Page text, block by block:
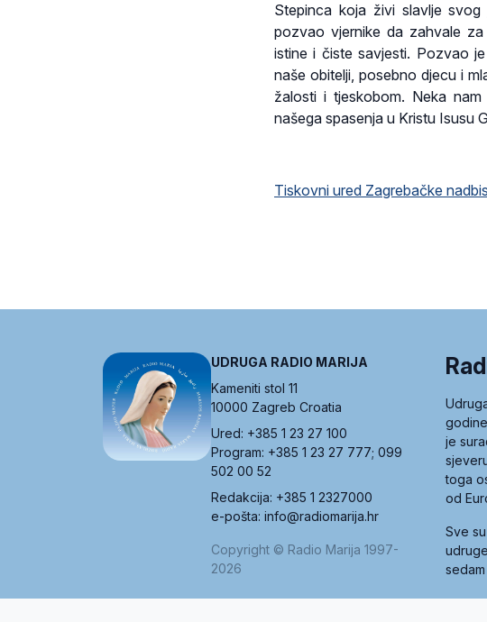
Stepinca koja živi slavlje
pozvao vjernike da zahvale
istine i čiste savjesti. Pozvao
naše obitelji, posebno djecu i
žalosti i tjeskobom. Neka
našega spasenja u Kristu Isusu
Tiskovni ured Zagrebačke
UDRUGA RADIO MARIJA
Kameniti stol 11
10000 Zagreb Croatia
Ured: +385 1 23 27 100
Program: +385 1 23 27 777; 099
502 00 52
Redakcija: +385 1 2327000
e-pošta: info@radiomarija.hr
Copyright © Radio Marija 1997-
2026
je
toga
od
Sve